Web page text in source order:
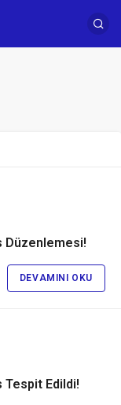
Düzenlemesi!
DEVAMINI OKU
Tespit Edildi!